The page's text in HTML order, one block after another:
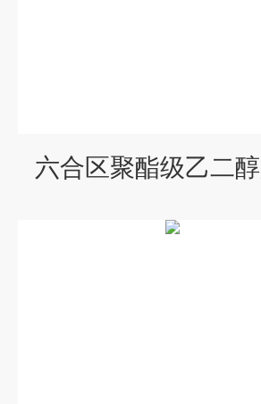
六合区聚酯级乙二